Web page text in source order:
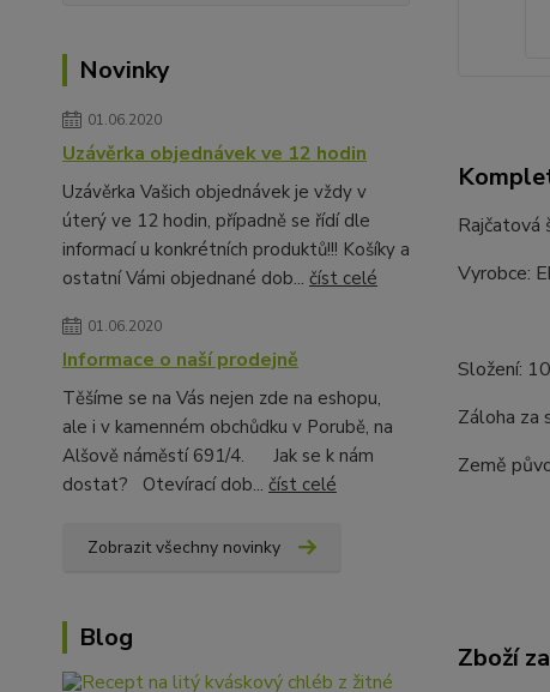
Novinky
01.06.2020
Uzávěrka objednávek ve 12 hodin
Uzávěrka Vašich objednávek je vždy v
úterý ve 12 hodin, případně se řídí dle
informací u konkrétních produktů!!! Košíky a
ostatní Vámi objednané dob... číst celé
01.06.2020
Informace o naší prodejně
Těšíme se na Vás nejen zde na eshopu,
ale i v kamenném obchůdku v Porubě, na
Alšově náměstí 691/4. Jak se k nám
dostat? Otevírací dob... číst celé
Zobrazit všechny novinky
Blog
Rajčatová
Vyrobce:
Složení:
Záloha za
Země
Zboží